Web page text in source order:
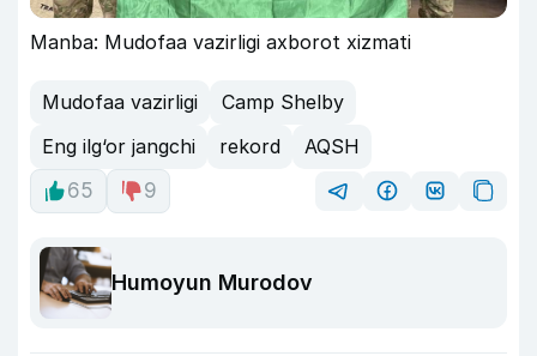
Manba: Mudofaa vazirligi axborot xizmati
Mudofaa vazirligi
Camp Shelby
Eng ilg‘or jangchi
rekord
AQSH
65
9
Humoyun Murodov